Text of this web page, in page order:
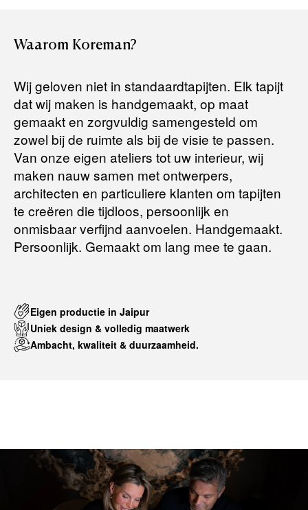
aankoopbedrag zo snel mogelijk terug, maar uiterlijkbinnen 14
dagen na herroeping .
Voor meer informatie kunt u terecht op:
Terugbetalingsbeleid
Waarom Koreman?
Wij geloven niet in standaardtapijten. Elk tapijt
dat wij maken is handgemaakt, op maat
gemaakt en zorgvuldig samengesteld om
zowel bij de ruimte als bij de visie te passen.
Van onze eigen ateliers tot uw interieur, wij
maken nauw samen met ontwerpers,
architecten en particuliere klanten om tapijten
te creëren die tijdloos, persoonlijk en
onmisbaar verfijnd aanvoelen. Handgemaakt.
Persoonlijk. Gemaakt om lang mee te gaan.
Eigen productie in Jaipur
Uniek design & volledig maatwerk
Ambacht, kwaliteit & duurzaamheid.